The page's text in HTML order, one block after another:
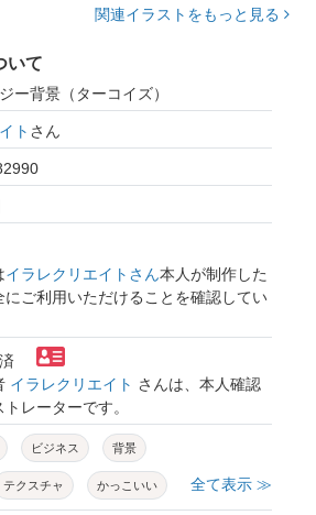
関連イラストをもっと見る
いて
ー背景（ターコイズ）
ト さん
イラレクリエイトさん本人が制作した
にご利用いただけることを確認してい
イラレクリエイト さんは、本人確認
レーターです。
ビジネス 背景
テクスチャ かっこいい 全て表示 ≫